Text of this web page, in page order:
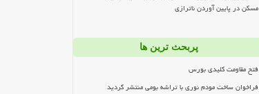
مسکن در پایین آوردن ناترازی
پربحث ترین ها
فتح مقاومت کلیدی بورس
فراخوان ساخت مودم نوری با تراشه بومی منتشر گردید